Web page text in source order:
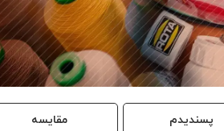
پسندیدم مقایسه